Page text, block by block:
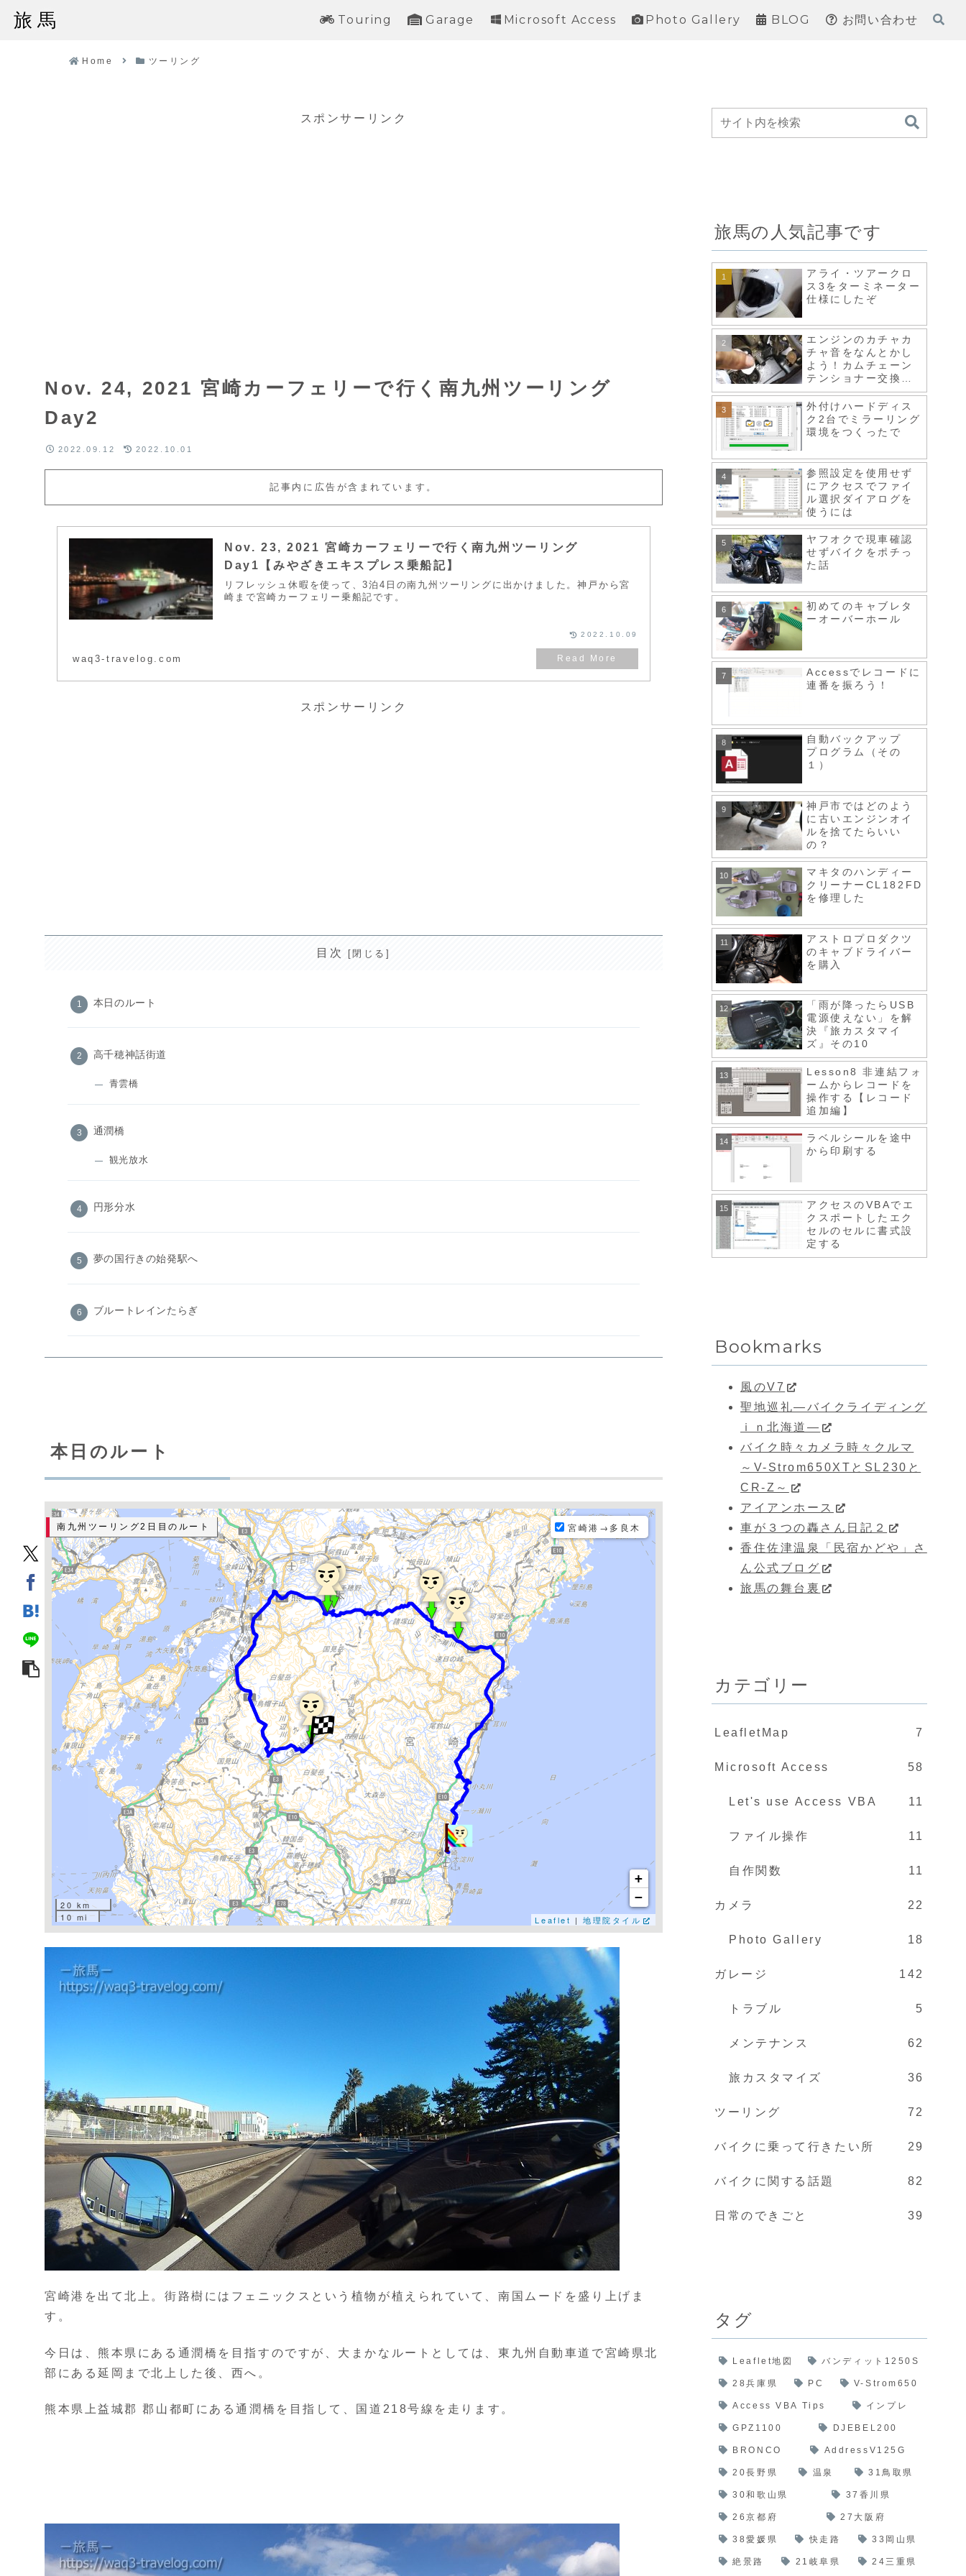
旅馬 Touring Garage Microsoft Access Photo Gallery BLOG お問い合わせ
Home ツーリング
Nov. 24, 2021 宮崎カーフェリーで行く南九州ツーリング
Day2
スポンサーリンク
2022.09.12 2022.10.01
記事内に広告が含まれています。
Nov. 23, 2021 宮崎カーフェリーで行く南九州ツーリング
Day1【みやざきエキスプレス乗船記】
リフレッシュ休暇を使って、3泊4日の南九州ツーリングに出かけました。神戸から宮
崎まで宮崎カーフェリー乗船記です。
waq3-travelog.com
2022.10.09
スポンサーリンク
目次
本日のルート
高千穂神話街道
青雲橋
通潤橋
観光放水
円形分水
夢の国行きの始発駅へ
ブルートレインたらぎ
本日のルート
宮崎港→多良木
20 km
10 mi
+
−
Leaflet |地理院タイル
南九州ツーリング2日目のルート
宮崎港を出て北上。街路樹にはフェニックスという植物が植えられていて、南国ムードを盛り上げま
す。
今日は、熊本県にある通潤橋を目指すのですが、大まかなルートとしては、東九州自動車道で宮崎県北
部にある延岡まで北上した後、西へ。
熊本県上益城郡 郡山都町にある通潤橋を目指して、国道218号線を走ります。
旅馬の人気記事です
アライ・ツアークロ
ス3をターミネーター
仕様にしたぞ
エンジンのカチャカ
チャ音をなんとかし
よう！カムチェーン
テンショナー交換、
スロットルボディ清
掃など
外付けハードディス
ク2台でミラーリング
環境をつくったで
参照設定を使用せず
にアクセスでファイ
ル選択ダイアログを
使うには
ヤフオクで現車確認
せずバイクをポチっ
た話
初めてのキャブレタ
ーオーバーホール
Accessでレコードに
連番を振ろう！
自動バックアップ
プログラム（その
１）
神戸市ではどのよう
に古いエンジンオイ
ルを捨てたらいい
の？
マキタのハンディー
クリーナーCL182FD
を修理した
アストロプロダクツ
のキャブドライバー
を購入
「雨が降ったらUSB
電源使えない」を解
決『旅カスタマイ
ズ』その10
Lesson8 非連結フォ
ームからレコードを
操作する【レコード
追加編】
ラベルシールを途中
から印刷する
アクセスのVBAでエ
クスポートしたエク
セルのセルに書式設
定する
Bookmarks
風のV7
聖地巡礼―バイクライディング
ｉｎ北海道―
バイク時々カメラ時々クルマ
～V-Strom650XTとSL230と
CR-Z～
アイアンホース
車が３つの轟さん日記２
香住佐津温泉「民宿かどや」さ
ん公式ブログ
旅馬の舞台裏
カテゴリー
LeafletMap 7
Microsoft Access 58
Let's use Access VBA 11
ファイル操作 11
自作関数 11
カメラ 22
Photo Gallery 18
ガレージ 142
トラブル 5
メンテナンス 62
旅カスタマイズ 36
ツーリング 72
バイクに乗って行きたい所 29
バイクに関する話題 82
日常のできごと 39
タグ
Leaflet地図 バンディット1250S
28兵庫県 PC V-Strom650
Access VBA Tips インプレ
GPZ1100 DJEBEL200
BRONCO AddressV125G
20長野県 温泉 31鳥取県
30和歌山県 37香川県
26京都府 27大阪府
38愛媛県 快走路 33岡山県
絶景路 21岐阜県 24三重県